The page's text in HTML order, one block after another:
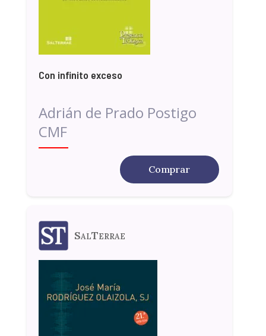
Con infinito exceso
Adrián de Prado Postigo
CMF
Comprar
SalTerrae